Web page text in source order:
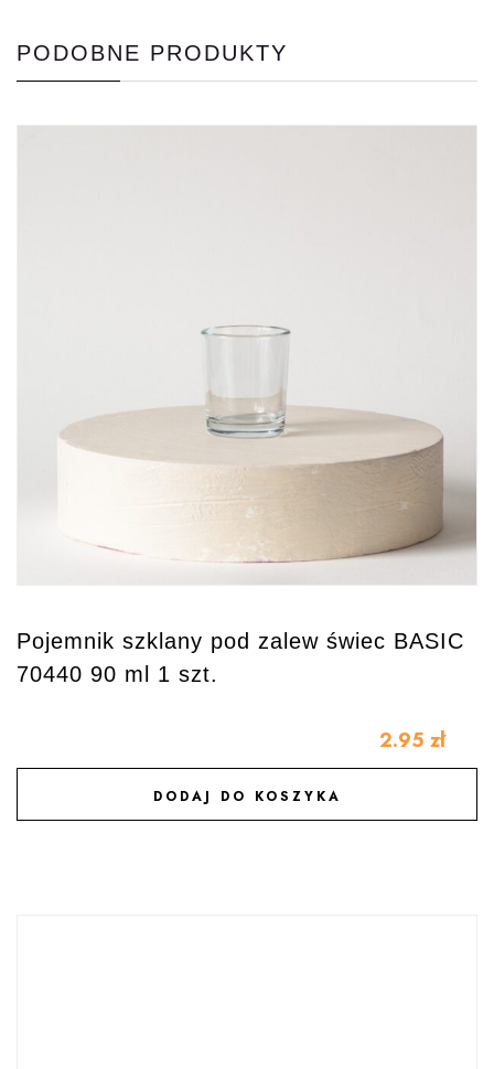
PODOBNE PRODUKTY
Pojemnik szklany pod zalew świec BASIC
70440 90 ml 1 szt.
2.95 zł
DODAJ DO KOSZYKA
DODAJ DO ULUBIONYCH